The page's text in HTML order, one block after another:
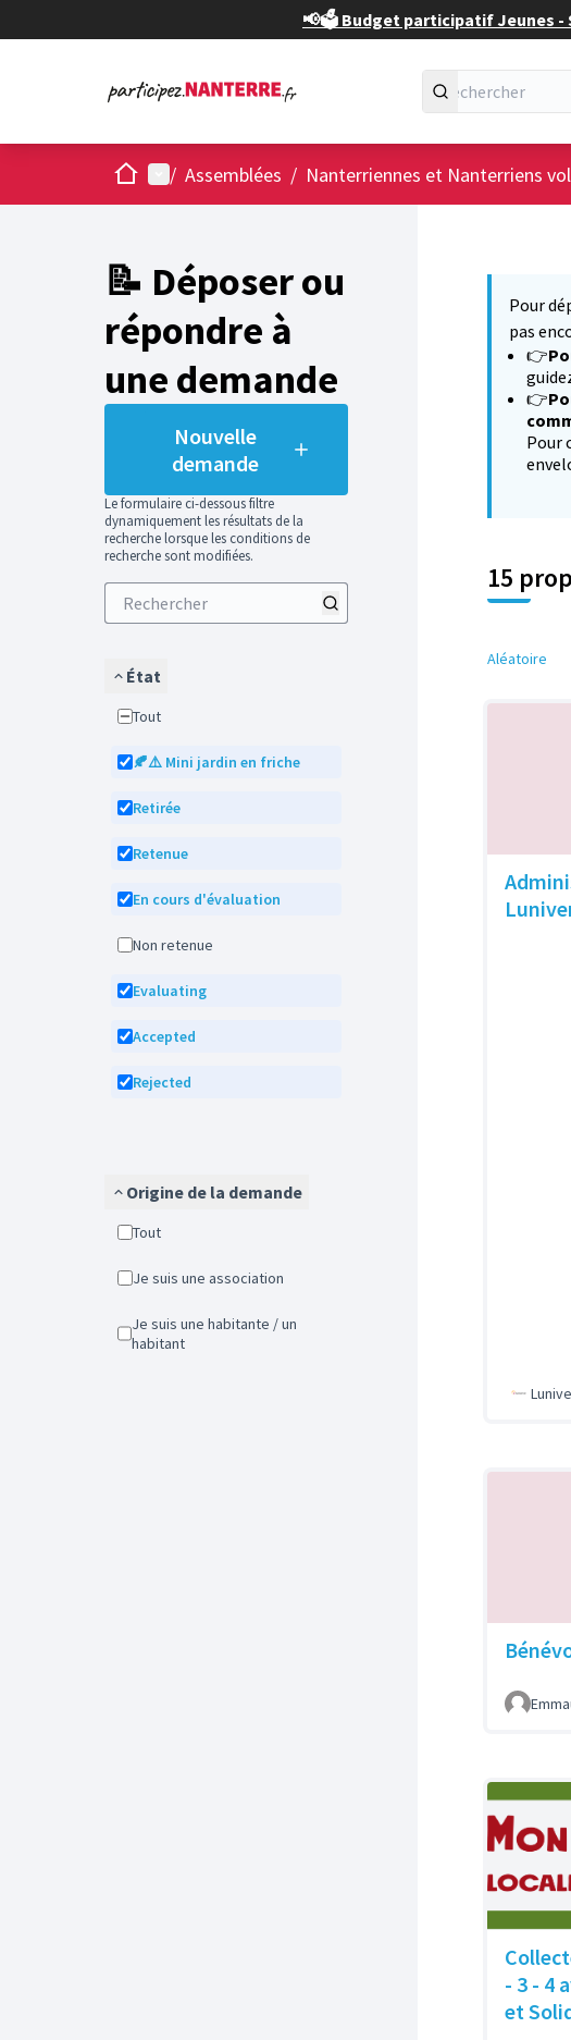
📢🗳️ Budget participatif Jeunes -
AccueilMenu principal
/ Assemblées / Nanterriennes et Nanterriens
📝 Déposer ou
répondre à
une demande
Nouvelle
demande
Le formulaire ci-dessous filtre
dynamiquement les résultats de la
recherche lorsque les conditions de
recherche sont modifiées.
État
Tout
🍂⚠️ Mini jardin en friche
Retirée
Retenue
En cours d'évaluation
Non retenue
Evaluating
Accepted
Rejected
Origine de la demande
Tout
Je suis une association
Je suis une habitante / un
habitant
Pour
pas
👉
👉
Pour
15
Aléatoire
- 3 - 4
et